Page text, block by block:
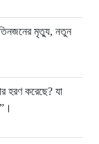
মৃত্যু, নতুন
হরণ করেছে? যা